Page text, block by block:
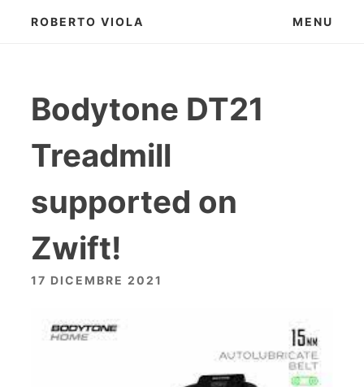
ROBERTO VIOLA MENU
Bodytone DT21
Treadmill
supported on
Zwift!
17 DICEMBRE 2021